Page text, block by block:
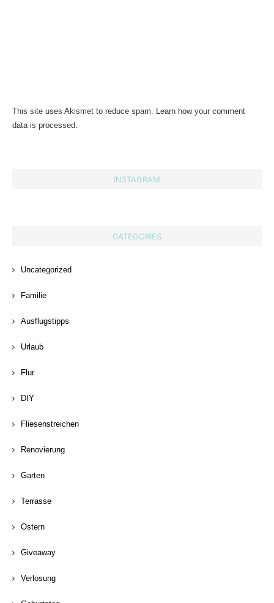
This site uses Akismet to reduce spam. Learn how your comment
data is processed.
INSTAGRAM
CATEGORIES
Uncategorized
Familie
Ausflugstipps
Urlaub
Flur
DIY
Fliesenstreichen
Renovierung
Garten
Terrasse
Ostern
Giveaway
Verlosung